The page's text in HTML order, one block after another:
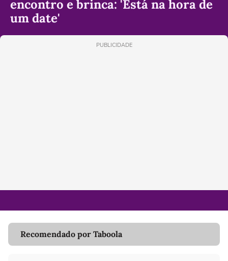
encontro e brinca: 'Está na hora de
um date'
PUBLICIDADE
Recomendado por Taboola